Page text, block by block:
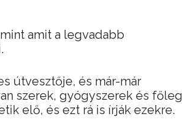
amit a legvadabb
útvesztője, és már-már
szerek, gyógyszerek és főleg
elő, és ezt rá is írják ezekre.